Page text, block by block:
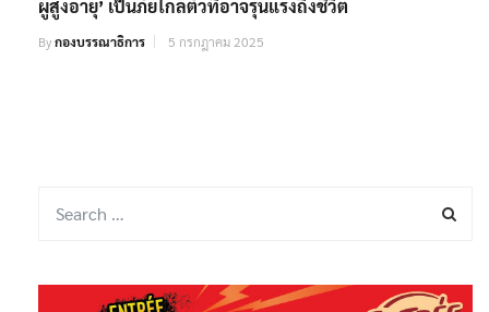
ผู้สูงอายุ’ เป็นภัยใกล้ตัวที่อาจรุนแรงถึงชีวิต
Byกองบรรณาธิการ 5 กรกฎาคม 2025